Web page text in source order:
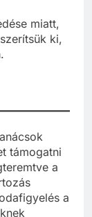
miatt,
ki,
támogatni
a
a